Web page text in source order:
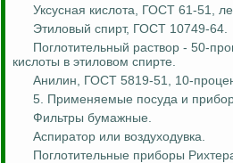
Уксусная кислота, ГОСТ 61-51,
Этиловый спирт, ГОСТ 10749-64.
Поглотительный раствор - 50-
кислоты в этиловом спирте.
Анилин, ГОСТ 5819-51, 10-
5. Применяемые посуда и
Фильтры бумажные.
Аспиратор или воздуходувка.
Поглотительные приборы